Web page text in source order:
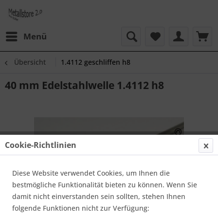
Menü
Übersicht 1.4112 geschliffen h8
40 mm Edelstahlwelle 1.4112 h8
Cookie-Richtlinien
Diese Website verwendet Cookies, um Ihnen die
bestmögliche Funktionalität bieten zu können. Wenn Sie
damit nicht einverstanden sein sollten, stehen Ihnen
folgende Funktionen nicht zur Verfügung: